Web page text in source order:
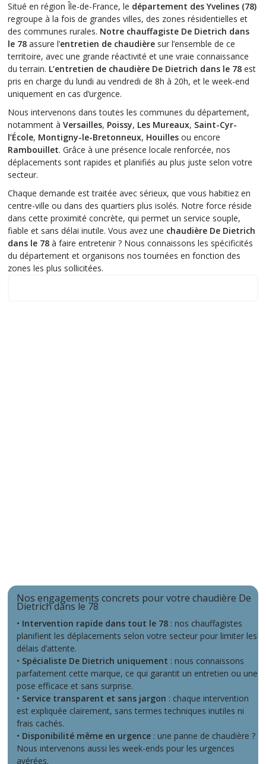
Situé en région Île-de-France, le département des Yvelines (78)
regroupe à la fois de grandes villes, des zones résidentielles et
des communes rurales. Notre chauffagiste De Dietrich dans
le 78 assure l’entretien de chaudière sur l’ensemble de ce
territoire, avec une grande réactivité et une vraie connaissance
du terrain. L’entretien de chaudière De Dietrich dans le 78 est
pris en charge du lundi au vendredi de 8h à 20h, et le week-end
uniquement en cas d’urgence.
Nous intervenons dans toutes les communes du département,
notamment à Versailles, Poissy, Les Mureaux, Saint-Cyr-
l’École, Montigny-le-Bretonneux, Houilles ou encore
Rambouillet. Grâce à une présence locale renforcée, nos
déplacements sont rapides et planifiés au plus juste selon votre
secteur.
Chaque demande est traitée avec sérieux, que vous habitiez en
centre-ville ou dans des quartiers plus isolés. Notre force réside
dans cette proximité concrète, qui permet un service souple,
fiable et sans délai inutile. Vous avez une chaudière De Dietrich
dans le 78 à faire entretenir ? Nous connaissons les spécificités
du département et organisons nos tournées en fonction des
zones les plus sollicitées.
Nos engagements concrets pour votre chaudière De
Dietrich dans le 78
• Intervention rapide dans tout le 78 : nos chauffagistes
planifient les déplacements selon votre secteur pour limiter les
délais d’attente.
• Spécialiste De Dietrich uniquement : nous connaissons
parfaitement cette marque, ce qui garantit un entretien ou une
pose efficace et sans surprise.
• Service transparent et sans jargon : chaque intervention
est expliquée clairement, sans termes techniques inutiles ni
frais cachés.
• Disponibilité même en urgence : une panne de chaudière ?
Nous intervenons aussi les week-ends pour les urgences
avérées.